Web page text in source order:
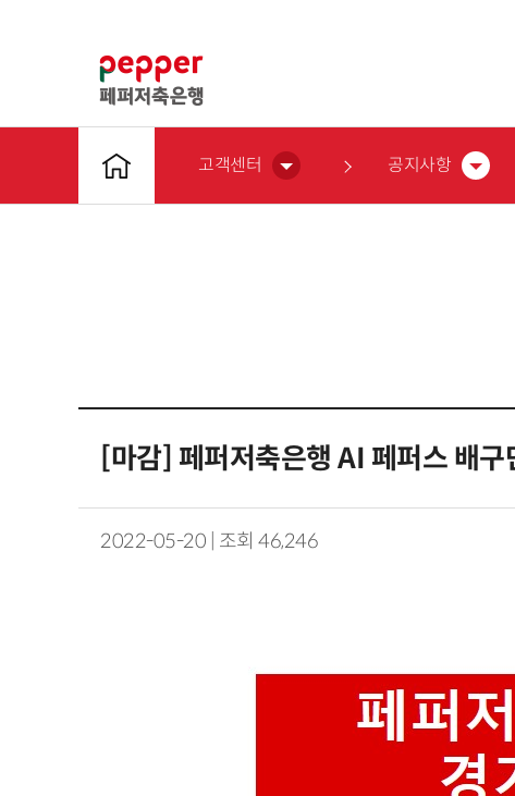
고객센터 공지사항
[마감] 페퍼저축은행 AI 페퍼스 배
2022-05-20 | 조회 46,246